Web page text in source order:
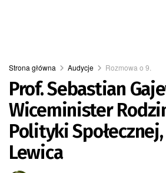
Strona główna Audycje Rozmowa o 9.
Prof. Sebastian
Wiceminister
Polityki
Lewica